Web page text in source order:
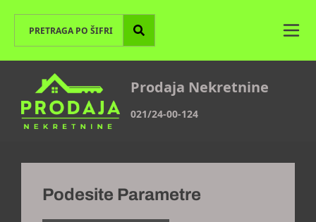
Prodaja Nekretnine
021/24-00-124
Podesite Parametre